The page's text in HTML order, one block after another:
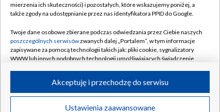
Naziemna Telewizja Cyfrowa
Rada Programowa
System NOS
Informacje o nadawcy
Program dla prasy
Pomoc
Kontakt
Kanały
©2026 Telewizja Polska S.A. w likwidacji
mierzenia ich skuteczności) i pozostałych, które wskazujemy poniżej, a
także zgody na udostępnianie przez nas identyfikatora PPID do Google.
Twoje dane osobowe zbierane podczas odwiedzania przez Ciebie naszych
poszczególnych serwisówzwanych dalej „Portalem”, w tym informacje
zapisywane za pomocą technologii takich jak: pliki cookie, sygnalizatory
WWW lub innych podobnych technologii umożliwiających świadczenie
ruchu w Internecie.
Twoje dane osobowe zbierane podczas odwiedzania przez Ciebie
Ustawienia zaawansowane
Akceptuję i przechodzę do serwisu